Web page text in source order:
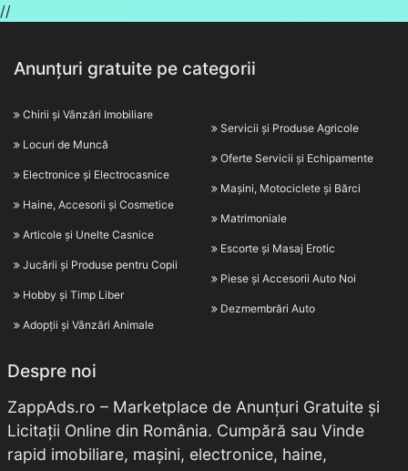
//
Anunțuri gratuite pe categorii
Chirii și Vânzări Imobiliare
Locuri de Muncă
Electronice și Electrocasnice
Haine, Accesorii și Cosmetice
Articole și Unelte Casnice
Jucării și Produse pentru Copii
Hobby și Timp Liber
Adopții și Vânzări Animale
Servicii și Produse Agricole
Oferte Servicii și Echipamente
Mașini, Motociclete și Bărci
Matrimoniale
Escorte și Masaj Erotic
Piese și Accesorii Auto Noi
Dezmembrări Auto
Despre noi
ZappAds.ro – Marketplace de Anunțuri Gratuite și
Licitații Online din România. Cumpără sau Vinde
rapid imobiliare, mașini, electronice, haine,